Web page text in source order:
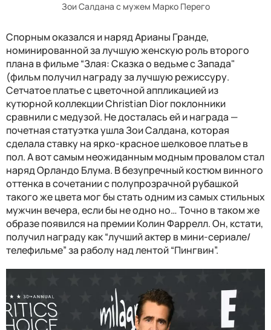
Зои Салдана с мужем Марко Перего
Спорным оказался и наряд Арианы Гранде,
номинированной за лучшую женскую роль второго
плана в фильме “Злая: Сказка о ведьме с Запада"
(фильм получил награду за лучшую режиссуру.
Сетчатое платье с цветочной аппликацией из
кутюрной коллекции Christian Dior поклонники
сравнили с медузой. Не досталась ей и награда —
почетная статуэтка ушла Зои Салдана, которая
сделала ставку на ярко-красное шелковое платье в
пол. А вот самым неожиданным модным провалом стал
наряд Орландо Блума. В безупречный костюм винного
оттенка в сочетании с полупрозрачной рубашкой
такого же цвета мог бы стать одним из самых стильных
мужчин вечера, если бы не одно но… Точно в таком же
образе появился на премии Колин Фаррелл. Он, кстати,
получил награду как “лучший актер в мини-сериале/
телефильме” за раболу над лентой “Пингвин”.